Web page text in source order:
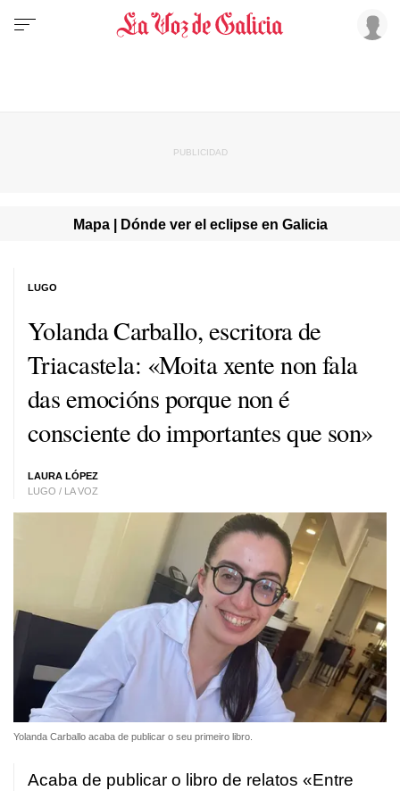
Mapa | Dónde ver el eclipse en Galicia
Yolanda Carballo, escritora de
Triacastela: «Moita xente non fala
das emocións porque non é
consciente do importantes que son»
LAURA LÓPEZ
LUGO / LA VOZ
LUGO
Yolanda Carballo acaba de publicar o seu primeiro libro.
Acaba de publicar o libro de relatos «Entre